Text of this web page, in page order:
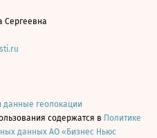
Сергеевна
данные геолокации
содержатся в Политике
данных АО «Бизнес Ньюс